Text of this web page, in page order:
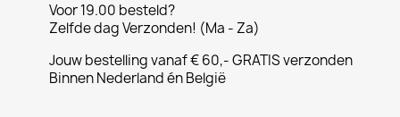
Voor 19.00 besteld?
Zelfde dag Verzonden! (Ma - Za)
Jouw bestelling vanaf € 60,- GRATIS verzonden
Binnen Nederland én België